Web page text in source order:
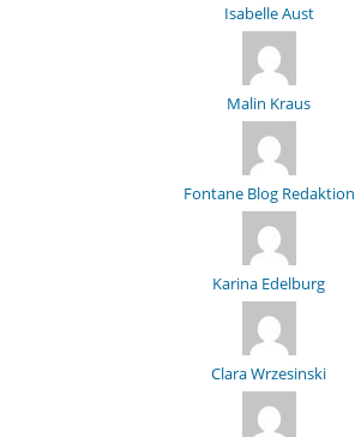
Isabelle Aust
Malin Kraus
Fontane Blog Redaktion
Karina Edelburg
Clara Wrzesinski